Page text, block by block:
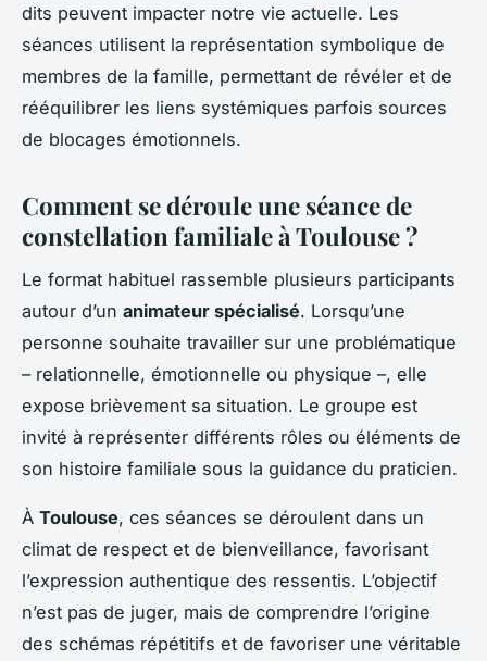
dits peuvent impacter notre vie actuelle. Les
séances utilisent la représentation symbolique de
membres de la famille, permettant de révéler et de
rééquilibrer les liens systémiques parfois sources
de blocages émotionnels.
Comment se déroule une séance de
constellation familiale à Toulouse ?
Le format habituel rassemble plusieurs participants
autour d’un animateur spécialisé. Lorsqu’une
personne souhaite travailler sur une problématique
– relationnelle, émotionnelle ou physique –, elle
expose brièvement sa situation. Le groupe est
invité à représenter différents rôles ou éléments de
son histoire familiale sous la guidance du praticien.
À Toulouse, ces séances se déroulent dans un
climat de respect et de bienveillance, favorisant
l’expression authentique des ressentis. L’objectif
n’est pas de juger, mais de comprendre l’origine
des schémas répétitifs et de favoriser une véritable